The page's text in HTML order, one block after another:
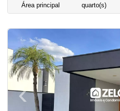
Área principal
quarto(s)
‹Previous